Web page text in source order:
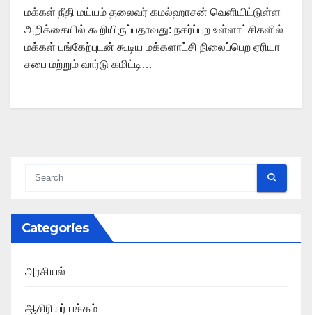
மக்கள் நீதி மய்யம் தலைவர் கமல்ஹாசன் வெளியிட்டுள்ள
அறிக்கையில் கூறியிருப்பதாவது: நகர்ப்புற உள்ளாட்சிகளில்
மக்கள் பங்கேற்புடன் கூடிய மக்களாட்சி நிலைப்பெற ஏரியா
சபை மற்றும் வார்டு கமிட்டி…
Categories
அரசியல்
ஆசிரியர் பக்கம்